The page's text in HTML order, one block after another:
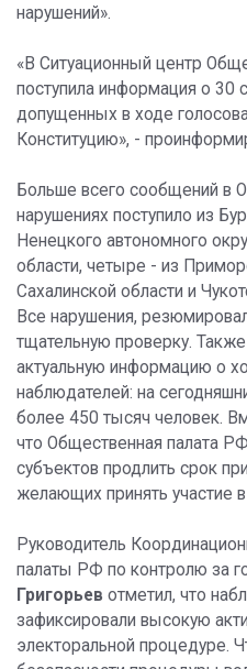
нарушений».
«В Ситуационный центр
поступила информация о 30
допущенных в ходе
Конституцию», -
Больше всего сообщений в
нарушениях поступило из
Ненецкого автономного
области, четыре - из
Сахалинской области и
Все нарушения,
тщательную проверку.
актуальную информацию о
наблюдателей: на
более 450 тысяч человек.
что Общественная палата
субъектов продлить срок
желающих принять участие
Руководитель
палаты РФ по контролю за
Григорьев отметил, что
зафиксировали высокую
электоральной процедуре.